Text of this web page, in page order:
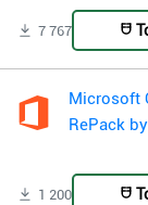
7 767
Microsoft
RePack
1 200